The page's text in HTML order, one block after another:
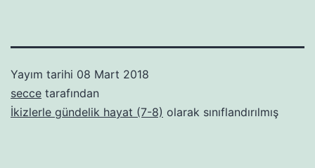
Yayım tarihi 08 Mart 2018
secce tarafından
İkizlerle gündelik hayat (7-8) olarak sınıflandırılmış